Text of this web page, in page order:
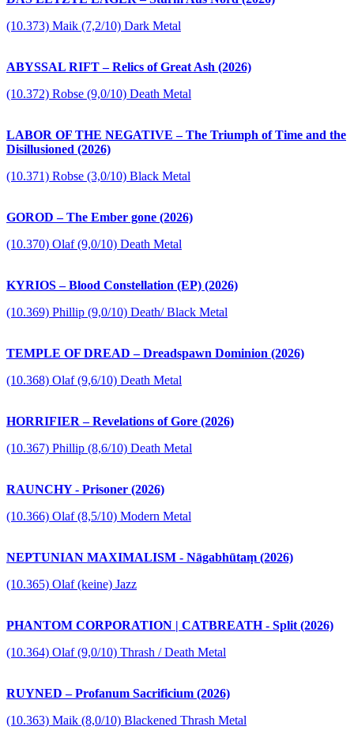
(10.373) Maik (7,2/10) Dark Metal
ABYSSAL RIFT – Relics of Great Ash (2026)
(10.372) Robse (9,0/10) Death Metal
LABOR OF THE NEGATIVE – The Triumph of Time and the
Disillusioned (2026)
(10.371) Robse (3,0/10) Black Metal
GOROD – The Ember gone (2026)
(10.370) Olaf (9,0/10) Death Metal
KYRIOS – Blood Constellation (EP) (2026)
(10.369) Phillip (9,0/10) Death/ Black Metal
TEMPLE OF DREAD – Dreadspawn Dominion (2026)
(10.368) Olaf (9,6/10) Death Metal
HORRIFIER – Revelations of Gore (2026)
(10.367) Phillip (8,6/10) Death Metal
RAUNCHY - Prisoner (2026)
(10.366) Olaf (8,5/10) Modern Metal
NEPTUNIAN MAXIMALISM - Nāgabhūtaṃ (2026)
(10.365) Olaf (keine) Jazz
PHANTOM CORPORATION | CATBREATH - Split (2026)
(10.364) Olaf (9,0/10) Thrash / Death Metal
RUYNED – Profanum Sacrificium (2026)
(10.363) Maik (8,0/10) Blackened Thrash Metal